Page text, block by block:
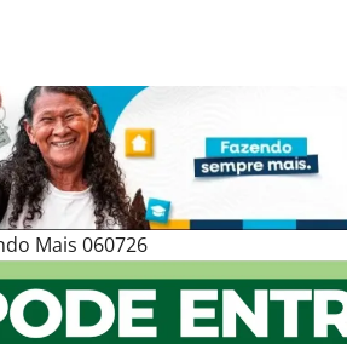
Mais 060726